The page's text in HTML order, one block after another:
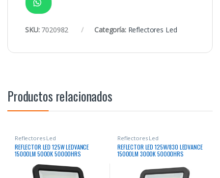
SKU: 7020982 Categoría: Reflectores Led
Productos relacionados
Reflectores Led
REFLECTOR LED 125W LEDVANCE
15000LM 5000K 50000HRS
Reflectores Led
REFLECTOR LED 125W/830 LEDVANCE
15000LM 3000K 50000HRS